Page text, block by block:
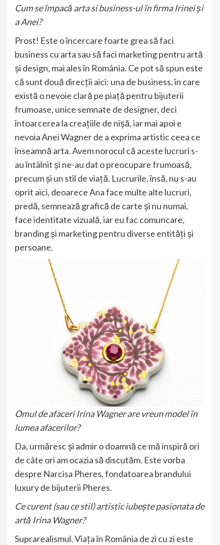
Cum se împacă arta si business-ul în firma Irinei și
a Anei?
Prost! Este o încercare foarte grea să faci
business cu arta sau să faci marketing pentru artă
și design, mai ales în România. Ce pot să spun este
că sunt două direcții aici: una de business, în care
există o nevoie clară pe piață pentru bijuterii
frumoase, unice semnate de designer, deci
întoarcerea la creațiile de nișă, iar mai apoi e
nevoia Anei Wagner de a exprima artistic ceea ce
înseamnă arta. Avem norocul că aceste lucruri s-
au întâlnit și ne-au dat o preocupare frumoasă,
precum și un stil de viață. Lucrurile, însă, nu s-au
oprit aici, deoarece Ana face multe alte lucruri,
predă, semnează grafică de carte și nu numai,
face identitate vizuală, iar eu fac comuncare,
branding și marketing pentru diverse entități și
persoane.
Omul de afaceri Irina Wagner are vreun model în
lumea afacerilor?
Da, urmăresc și admir o doamnă ce mă inspiră ori
de câte ori am ocazia să discutăm. Este vorba
despre Narcisa Pheres, fondatoarea brandului
luxury de bijuterii Pheres.
Ce curent (sau ce stil) artistic iubește pasionata de
artă Irina Wagner?
Suprarealismul. Viața în România de zi cu zi este